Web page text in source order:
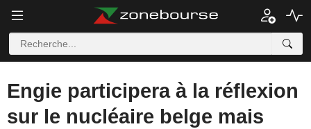
Engie participera à la réflexion
sur le nucléaire belge mais